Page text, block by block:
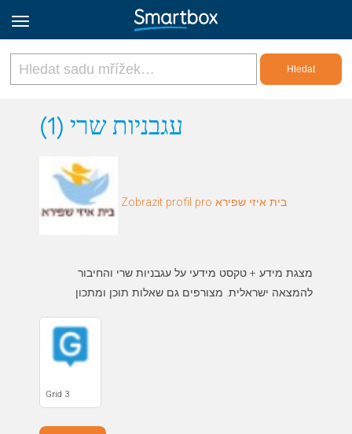
Online Grids
Zaregistrovat se
עגבניות שרי (1)
Zobrazit profil pro בית איזי שפירא
מצגת מידע + טקסט מידעי על עגבניות שרי והחיבור
להמצאה ישראלית. מצורפים גם שאלות תוכן ומתכון
Grid 3